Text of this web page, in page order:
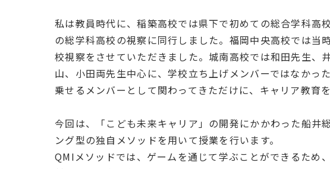
私は教員時代に、稲築高校では県下で初めての総合学科高
の総学科高校の視察に同行しました。福岡中央高校では
校視察をさせていただきました。城南高校では和田先生
山、小田両先生中心に、学校立ち上げメンバーではなか
乗せるメンバーとして関わってきただけに、キャリア教育
今回は、「こども未来キャリア」の開発にかかわった船井
ング型の独自メソッドを用いて授業を行います。
QMIメソッドでは、ゲームを通じて学ぶことができるため